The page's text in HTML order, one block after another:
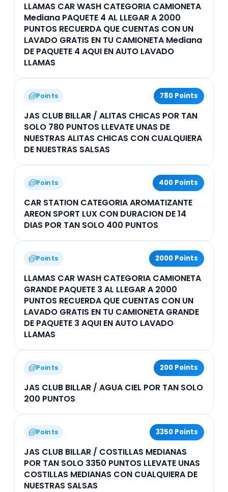
LLAMAS CAR WASH CATEGORIA CAMIONETA
Mediana PAQUETE 4 AL LLEGAR A 2000
PUNTOS RECUERDA QUE CUENTAS CON UN
LAVADO GRATIS EN TU CAMIONETA Mediana
DE PAQUETE 4 AQUI EN AUTO LAVADO
LLAMAS
Points 780 Points
JAS CLUB BILLAR / ALITAS CHICAS POR TAN
SOLO 780 PUNTOS LLEVATE UNAS DE
NUESTRAS ALITAS CHICAS CON CUALQUIERA
DE NUESTRAS SALSAS
Points 400 Points
CAR STATION CATEGORIA AROMATIZANTE
AREON SPORT LUX CON DURACION DE 14
DIAS POR TAN SOLO 400 PUNTOS
Points 2000 Points
LLAMAS CAR WASH CATEGORIA CAMIONETA
GRANDE PAQUETE 3 AL LLEGAR A 2000
PUNTOS RECUERDA QUE CUENTAS CON UN
LAVADO GRATIS EN TU CAMIONETA GRANDE
DE PAQUETE 3 AQUI EN AUTO LAVADO
LLAMAS
Points 200 Points
JAS CLUB BILLAR / AGUA CIEL POR TAN SOLO
200 PUNTOS
Points 3350 Points
JAS CLUB BILLAR / COSTILLAS MEDIANAS
POR TAN SOLO 3350 PUNTOS LLEVATE UNAS
COSTILLAS MEDIANAS CON CUALQUIERA DE
NUESTRAS SALSAS